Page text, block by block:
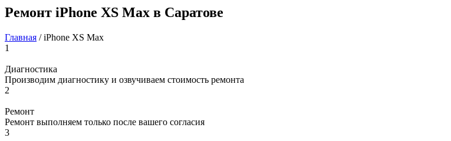
Ремонт iPhone XS Max в Саратове
Главная / iPhone XS Max
1
Диагностика
Производим диагностику и озвучиваем стоимость ремонта
2
Ремонт
Ремонт выполняем только после вашего согласия
3